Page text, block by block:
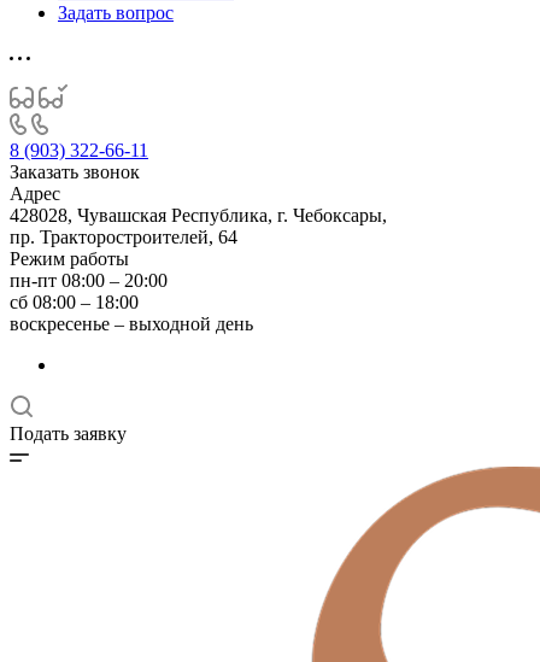
Задать вопрос
8 (903) 322-66-11
Заказать звонок
Адрес
428028, Чувашская Республика, г. Чебоксары,
пр. Тракторостроителей, 64
Режим работы
пн-пт 08:00 – 20:00
сб 08:00 – 18:00
воскресенье – выходной день
Подать заявку